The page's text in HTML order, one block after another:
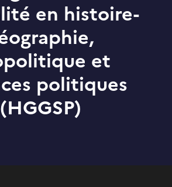
en histoire-
et
politiques
(HGGSP)